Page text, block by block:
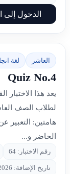
الدخول إلى
العاشر لغة
Quiz No.4
يعد هذا الاختبار
لطلاب الصف
الحاضر و...
رقم الاختبار: 64
تاريخ الإضافة: 2026-04-13